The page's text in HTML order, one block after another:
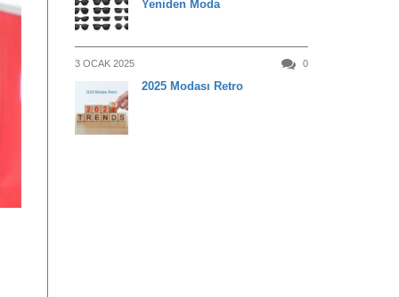
Yeniden Moda
3 OCAK 2025 0
2025 Modası Retro